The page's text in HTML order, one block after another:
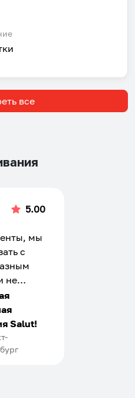
все
5.00
мы
с
не
на
души
Salut!
без сложностей
маршруты, находи
жильё в одном